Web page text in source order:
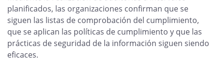
planificados, las organizaciones confirman que se
siguen las listas de comprobación del cumplimiento,
que se aplican las políticas de cumplimiento y que las
prácticas de seguridad de la información siguen siendo
eficaces.